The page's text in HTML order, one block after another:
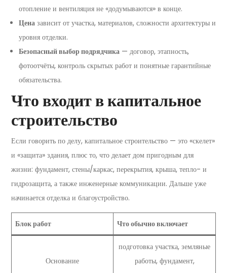
отопление и вентиляция не «додумываются» в конце.
Цена зависит от участка, материалов, сложности архитектуры и
уровня отделки.
Безопасный выбор подрядчика — договор, этапность,
фотоотчёты, контроль скрытых работ и понятные гарантийные
обязательства.
Что входит в капитальное
строительство
Если говорить по делу, капитальное строительство — это «скелет»
и «защита» здания, плюс то, что делает дом пригодным для
жизни: фундамент, стены/каркас, перекрытия, крыша, тепло- и
гидрозащита, а также инженерные коммуникации. Дальше уже
начинается отделка и благоустройство.
Блок работ Что обычно включает
Основание
подготовка участка, земляные
работы, фундамент,